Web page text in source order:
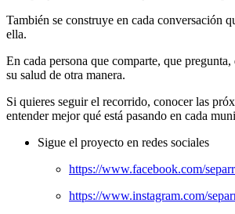
También se construye en cada conversación
ella.
En cada persona que comparte, que
su salud de otra manera.
Si quieres seguir el recorrido, conocer las
entender mejor qué está pasando en cada
Sigue el proyecto en redes sociales
https://www.facebook.com/
https://www.instagram.com/